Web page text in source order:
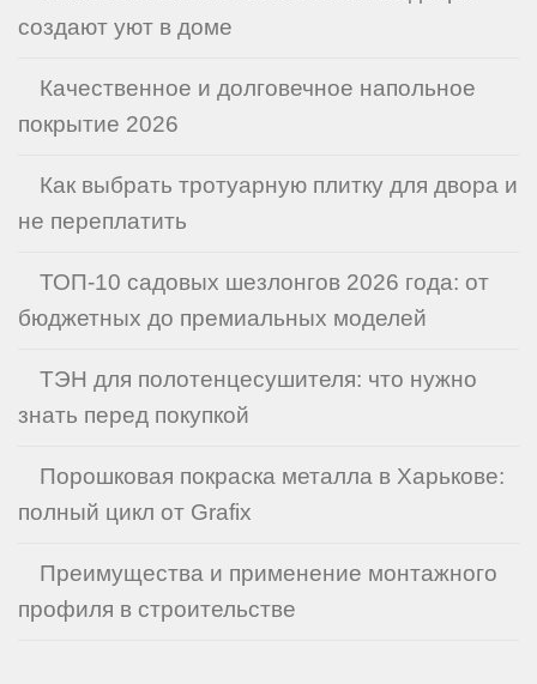
создают уют в доме
Качественное и долговечное напольное
покрытие 2026
Как выбрать тротуарную плитку для двора и
не переплатить
ТОП-10 садовых шезлонгов 2026 года: от
бюджетных до премиальных моделей
ТЭН для полотенцесушителя: что нужно
знать перед покупкой
Порошковая покраска металла в Харькове:
полный цикл от Grafix
Преимущества и применение монтажного
профиля в строительстве